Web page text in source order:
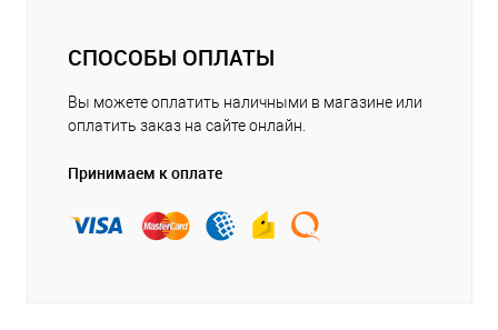
СПОСОБЫ ОПЛАТЫ
Вы можете оплатить наличными в магазине или
оплатить заказ на сайте онлайн.
Принимаем к оплате